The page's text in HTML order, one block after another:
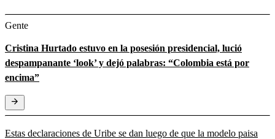
Gente
Cristina Hurtado estuvo en la posesión presidencial, lució
despampanante ‘look’ y dejó palabras: “Colombia está por
encima”
Estas declaraciones de Uribe se dan luego de que la modelo paisa